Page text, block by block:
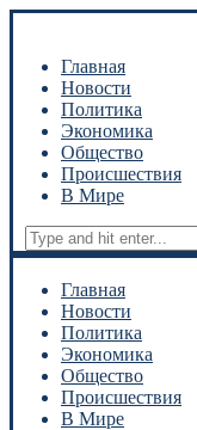
Главная
Новости
Политика
Экономика
Общество
Происшествия
В Мире
Главная
Новости
Политика
Экономика
Общество
Происшествия
В Мире